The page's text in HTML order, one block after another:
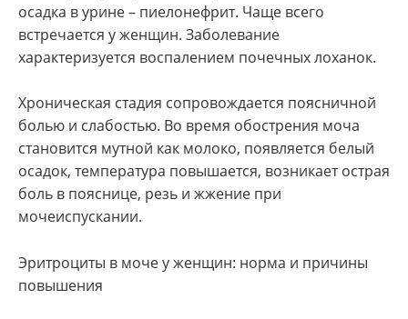
осадка в урине – пиелонефрит. Чаще всего
встречается у женщин. Заболевание
характеризуется воспалением почечных лоханок.
Хроническая стадия сопровождается поясничной
болью и слабостью. Во время обострения моча
становится мутной как молоко, появляется белый
осадок, температура повышается, возникает острая
боль в пояснице, резь и жжение при
мочеиспускании.
Эритроциты в моче у женщин: норма и причины
повышения